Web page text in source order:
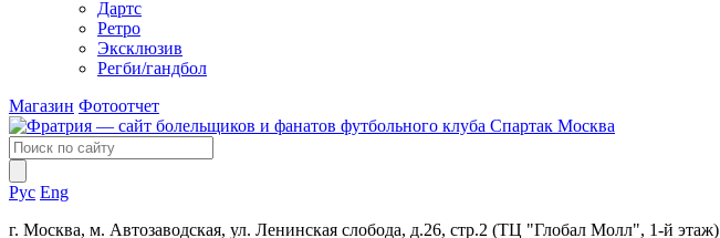
Дартс
Ретро
Эксклюзив
Регби/гандбол
Магазин Фотоотчет
Рус Eng
г. Москва, м. Автозаводская, ул. Ленинская слобода, д.26, стр.2 (ТЦ "Глобал Молл", 1-й этаж)